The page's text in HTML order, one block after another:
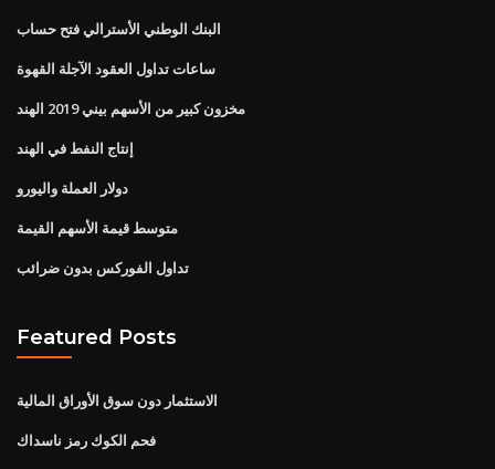
البنك الوطني الأسترالي فتح حساب
ساعات تداول العقود الآجلة القهوة
مخزون كبير من الأسهم بيني 2019 الهند
إنتاج النفط في الهند
دولار العملة واليورو
متوسط ​​قيمة الأسهم القيمة
تداول الفوركس بدون ضرائب
Featured Posts
الاستثمار دون سوق الأوراق المالية
فحم الكوك رمز ناسداك